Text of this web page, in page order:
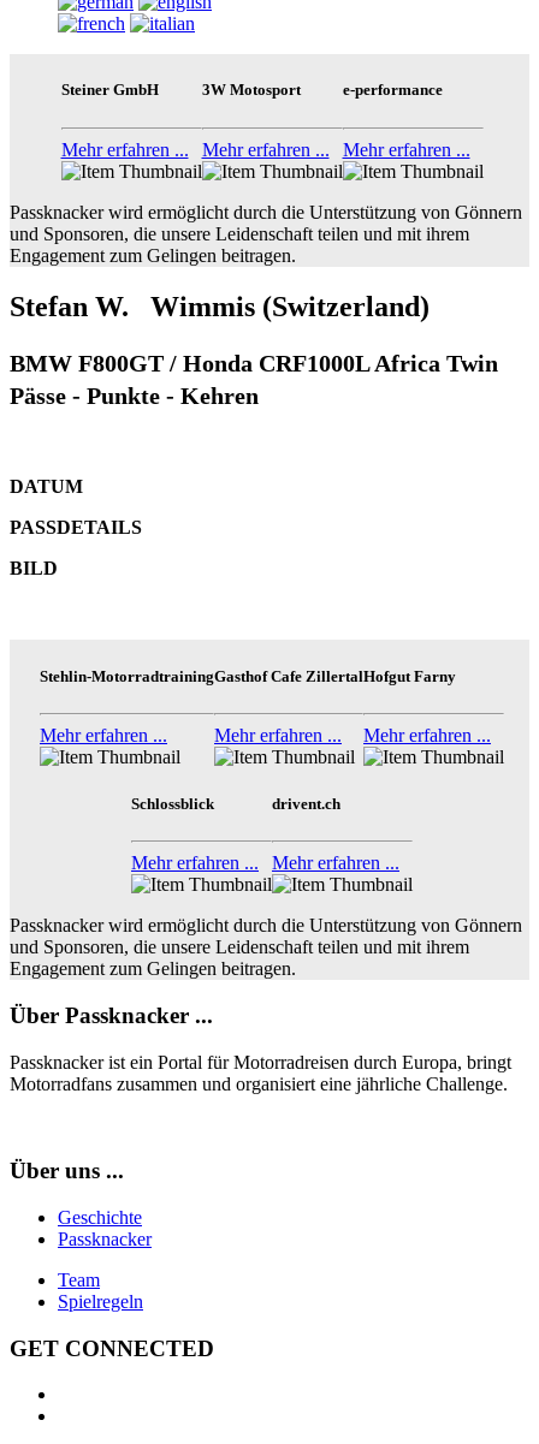
Steiner GmbH
Mehr erfahren ...
3W Motosport
Mehr erfahren ...
e-performance
Mehr erfahren ...
Passknacker wird ermöglicht durch die Unterstützung von Gönnern
und Sponsoren, die unsere Leidenschaft teilen und mit ihrem
Engagement zum Gelingen beitragen.
Stefan W. Wimmis (Switzerland)
BMW F800GT / Honda CRF1000L Africa Twin
Pässe - Punkte - Kehren
DATUM
PASSDETAILS
BILD
Stehlin-Motorradtraining
Mehr erfahren ...
Gasthof Cafe Zillertal
Mehr erfahren ...
Hofgut Farny
Mehr erfahren ...
Schlossblick
Mehr erfahren ...
drivent.ch
Mehr erfahren ...
Passknacker wird ermöglicht durch die Unterstützung von Gönnern
und Sponsoren, die unsere Leidenschaft teilen und mit ihrem
Engagement zum Gelingen beitragen.
Über Passknacker ...
Passknacker ist ein Portal für Motorradreisen durch Europa, bringt
Motorradfans zusammen und organisiert eine jährliche Challenge.
Über uns ...
Geschichte
Passknacker
Team
Spielregeln
GET CONNECTED